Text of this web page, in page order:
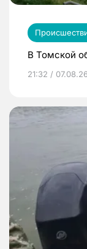
В Томской
21:32 / 07.08.26